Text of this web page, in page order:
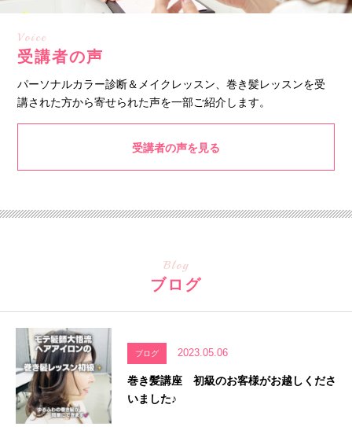
Voice
受講者の声
パーソナルカラー診断＆メイクレッスン、巻き髪レッスンを受
講された方から寄せられた声を一部ご紹介します。
受講者の声を見る
Blog
ブログ
ブログ 2023.05.06
巻き髪講座 初級のお客様がお越しくださ
いました♪